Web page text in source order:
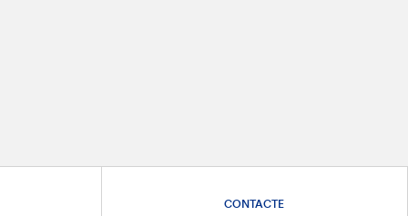
CONTACTE